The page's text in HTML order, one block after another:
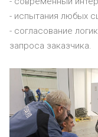
- испытания любых
- согласование
запроса заказчика.